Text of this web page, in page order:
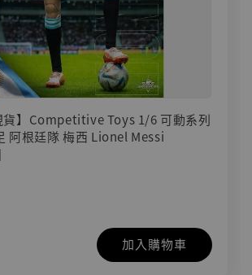
貨】Competitive Toys 1/6 可動系列
阿根廷隊 梅西 Lionel Messi
加入購物車